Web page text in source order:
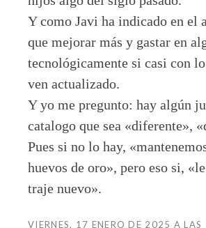
Y como Javi ha indicado en el
que mejorar más y gastar en
tecnológicamente si casi con
ven actualizado.
Y yo me pregunto: hay algún
catalogo que sea «diferente»,
Pues si no lo hay,
huevos de oro», pero eso si,
traje nuevo».
VIERNES, 17 ENERO DE 2025 A